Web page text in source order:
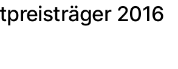
2016